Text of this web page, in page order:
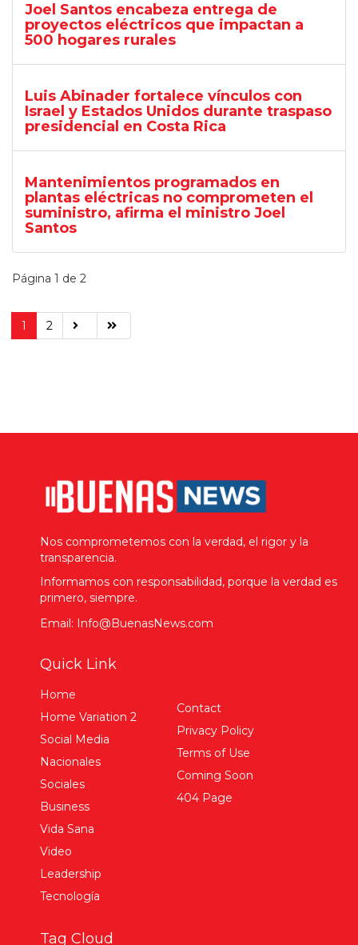
Joel Santos encabeza entrega de
proyectos eléctricos que impactan a
500 hogares rurales
Luis Abinader fortalece vínculos con
Israel y Estados Unidos durante traspaso
presidencial en Costa Rica
Mantenimientos programados en
plantas eléctricas no comprometen el
suministro, afirma el ministro Joel
Santos
Página 1 de 2
1 2
Nos comprometemos con la verdad, el rigor y la
transparencia.
Informamos con responsabilidad, porque la verdad es
primero, siempre.
Email: Info@BuenasNews.com
Quick Link
Home
Home Variation 2
Social Media
Nacionales
Sociales
Business
Vida Sana
Video
Leadership
Tecnología
Contact
Privacy Policy
Terms of Use
Coming Soon
404 Page
Tag Cloud